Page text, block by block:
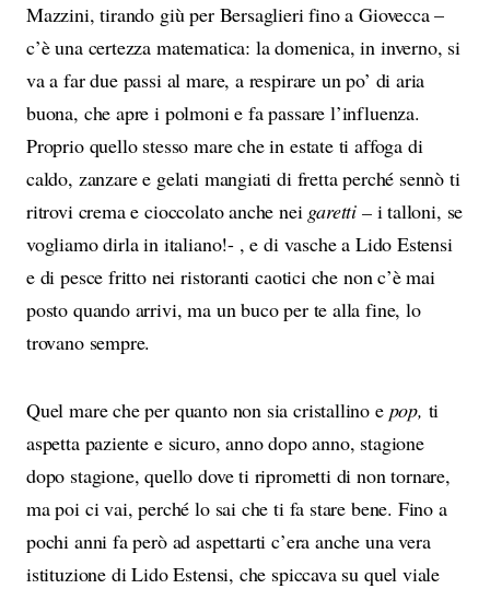
Mazzini, tirando giù per Bersaglieri fino a Giovecca –
c’è una certezza matematica: la domenica, in inverno, si
va a far due passi al mare, a respirare un po’ di aria
buona, che apre i polmoni e fa passare l’influenza.
Proprio quello stesso mare che in estate ti affoga di
caldo, zanzare e gelati mangiati di fretta perché sennò ti
ritrovi crema e cioccolato anche nei garetti – i talloni, se
vogliamo dirla in italiano!- , e di vasche a Lido Estensi
e di pesce fritto nei ristoranti caotici che non c’è mai
posto quando arrivi, ma un buco per te alla fine, lo
trovano sempre.
Quel mare che per quanto non sia cristallino e pop, ti
aspetta paziente e sicuro, anno dopo anno, stagione
dopo stagione, quello dove ti riprometti di non tornare,
ma poi ci vai, perché lo sai che ti fa stare bene. Fino a
pochi anni fa però ad aspettarti c’era anche una vera
istituzione di Lido Estensi, che spiccava su quel viale